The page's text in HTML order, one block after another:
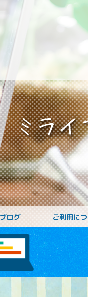
障がいをお持ちの方
ブログ ご利用に